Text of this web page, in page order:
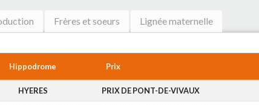
Frères et soeurs Lignée maternelle
Hippodrome Prix
HYERES PRIX DE PONT-DE-VIVAUX